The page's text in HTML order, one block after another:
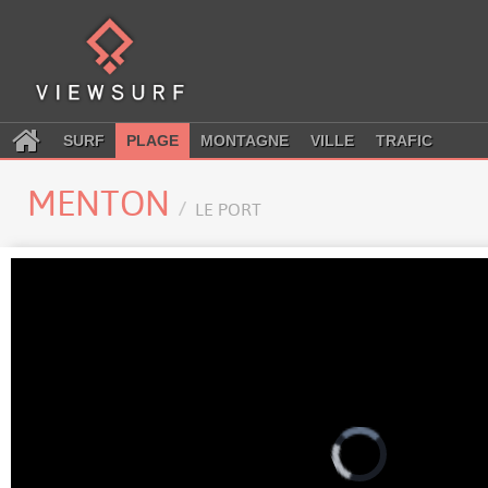
SURF PLAGE MONTAGNE VILLE TRAFIC
MENTON LE PORT